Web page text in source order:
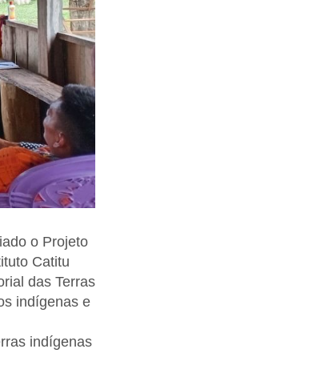
o Projeto
Catitu
das Terras
indígenas e
indígenas